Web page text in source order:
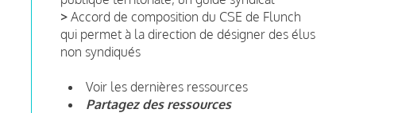
> Accord de composition du CSE de Flunch
qui permet à la direction de désigner des élus
non syndiqués
Voir les dernières ressources
Partagez des ressources